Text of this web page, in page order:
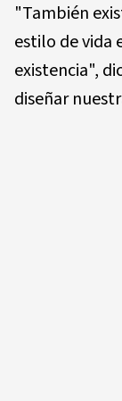
"También
estilo de vida
existencia",
diseñar